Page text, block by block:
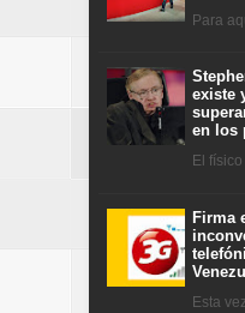
Para
existe
en los
El físico
Firma
Esta